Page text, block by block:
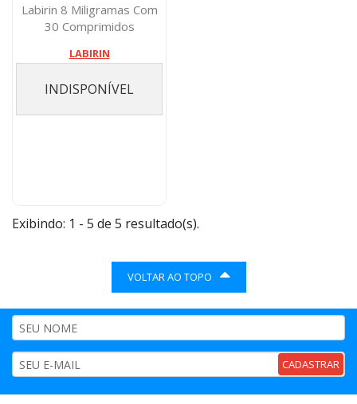
Labirin 8 Miligramas Com
30 Comprimidos
LABIRIN
INDISPONÍVEL
Exibindo: 1 - 5 de 5 resultado(s).
VOLTAR AO TOPO
CADASTRAR